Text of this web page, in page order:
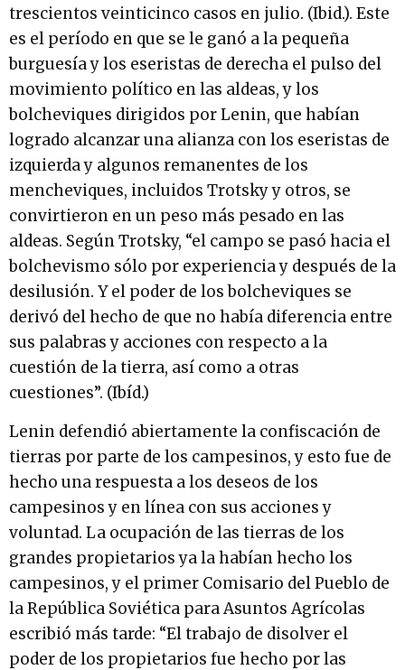
trescientos veinticinco casos en julio. (Ibid.). Este
es el período en que se le ganó a la pequeña
burguesía y los eseristas de derecha el pulso del
movimiento político en las aldeas, y los
bolcheviques dirigidos por Lenin, que habían
logrado alcanzar una alianza con los eseristas de
izquierda y algunos remanentes de los
mencheviques, incluidos Trotsky y otros, se
convirtieron en un peso más pesado en las
aldeas. Según Trotsky, “el campo se pasó hacia el
bolchevismo sólo por experiencia y después de la
desilusión. Y el poder de los bolcheviques se
derivó del hecho de que no había diferencia entre
sus palabras y acciones con respecto a la
cuestión de la tierra, así como a otras
cuestiones”. (Ibíd.)
Lenin defendió abiertamente la confiscación de
tierras por parte de los campesinos, y esto fue de
hecho una respuesta a los deseos de los
campesinos y en línea con sus acciones y
voluntad. La ocupación de las tierras de los
grandes propietarios ya la habían hecho los
campesinos, y el primer Comisario del Pueblo de
la República Soviética para Asuntos Agrícolas
escribió más tarde: “El trabajo de disolver el
poder de los propietarios fue hecho por las